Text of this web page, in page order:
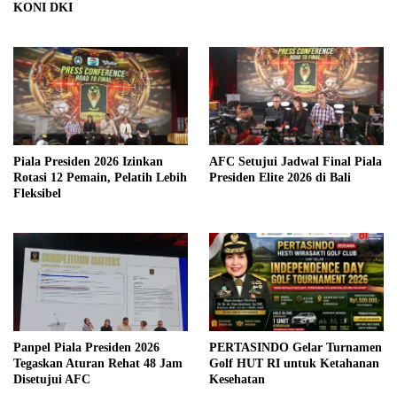
KONI DKI
Piala Presiden 2026 Izinkan
Rotasi 12 Pemain, Pelatih Lebih
Fleksibel
AFC Setujui Jadwal Final Piala
Presiden Elite 2026 di Bali
Panpel Piala Presiden 2026
Tegaskan Aturan Rehat 48 Jam
Disetujui AFC
PERTASINDO Gelar Turnamen
Golf HUT RI untuk Ketahanan
Kesehatan